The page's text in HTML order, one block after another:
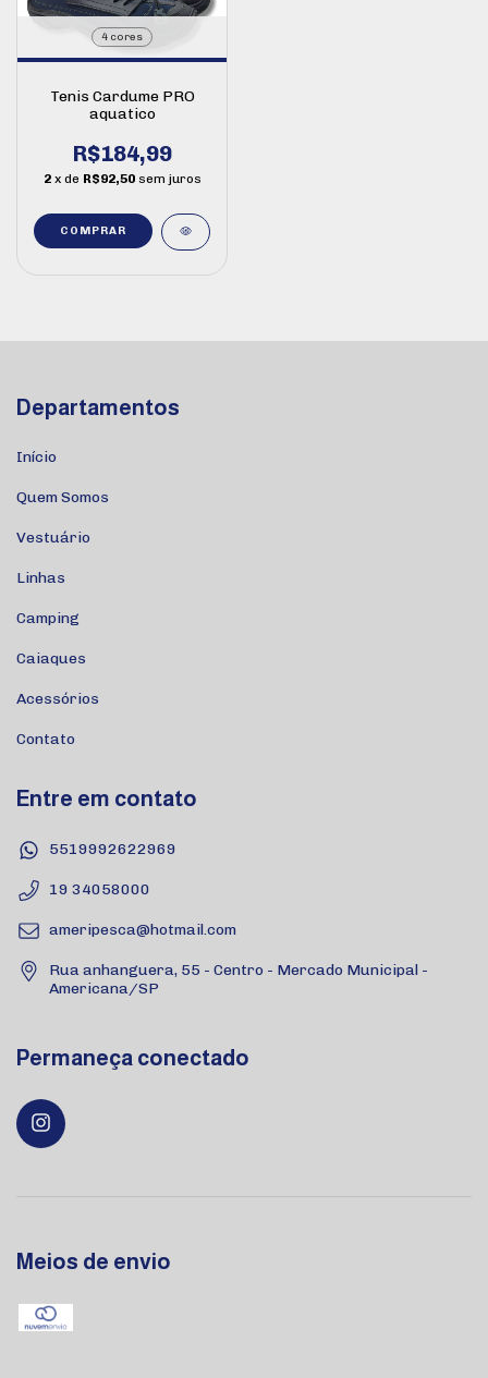
4 cores
Tenis Cardume PRO
aquatico
R$184,99
2 x de R$92,50 sem juros
COMPRAR
Departamentos
Início
Quem Somos
Vestuário
Linhas
Camping
Caiaques
Acessórios
Contato
Entre em contato
5519992622969
19 34058000
ameripesca@hotmail.com
Rua anhanguera, 55 - Centro - Mercado Municipal -
Americana/SP
Permaneça conectado
Meios de envio